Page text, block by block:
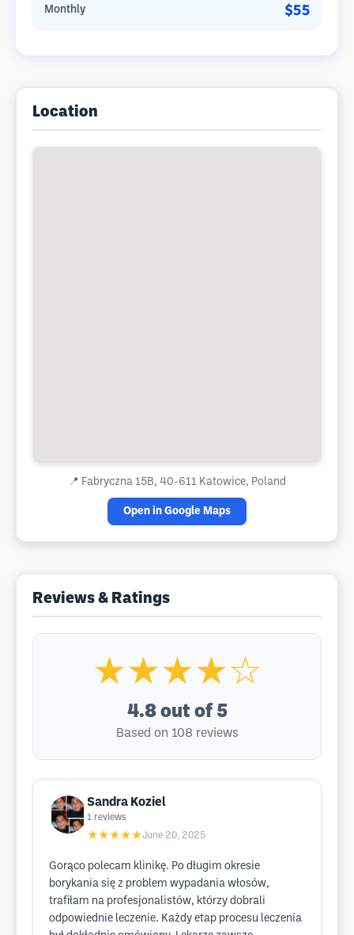
Monthly $55
Location
📍 Fabryczna 15B, 40-611 Katowice, Poland
Open in Google Maps
Reviews & Ratings
★★★★☆
4.8 out of 5
Based on 108 reviews
Sandra Koziel
1 reviews
★★★★★June 20, 2025
Gorąco polecam klinikę. Po długim okresie
borykania się z problem wypadania włosów,
trafiłam na profesjonalistów, którzy dobrali
odpowiednie leczenie. Każdy etap procesu leczenia